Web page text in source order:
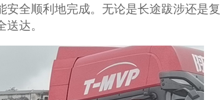
全顺利地完成。无论是长途跋涉还是复
达。